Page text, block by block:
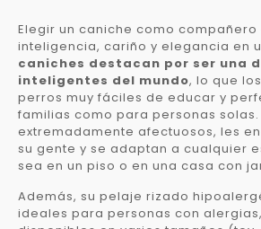
Elegir un caniche como
inteligencia, cariño y elegancia en
caniches destacan por ser una
inteligentes del mundo, lo que
perros muy fáciles de educar y
familias como para personas solas.
extremadamente afectuosos, les
su gente y se adaptan a cualquier
sea en un piso o en una casa con
Además, su pelaje rizado
ideales para personas con